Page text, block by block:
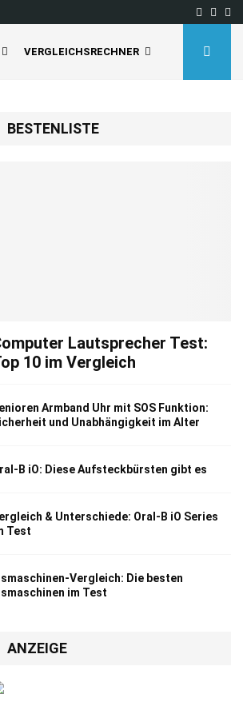
VERGLEICHSRECHNER
BESTENLISTE
Lautsprecher Test:
10 im Vergleich
Armband Uhr mit SOS Funktion:
und Unabhängigkeit im Alter
B iO: Diese Aufsteckbürsten gibt es
& Unterschiede: Oral-B iO Series
Test
Vergleich: Die besten
im Test
ANZEIGE